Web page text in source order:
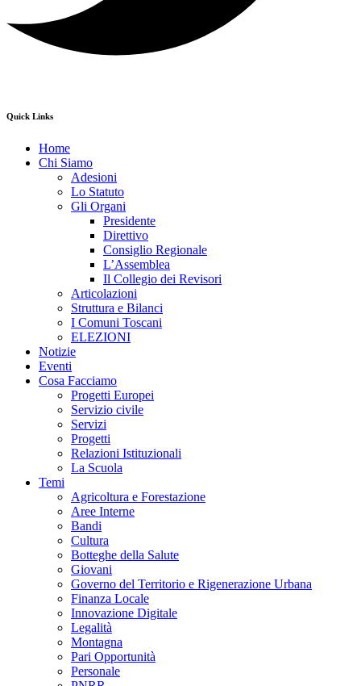
Quick Links
Home
Chi Siamo
Adesioni
Lo Statuto
Gli Organi
Presidente
Direttivo
Consiglio Regionale
L’Assemblea
Il Collegio dei Revisori
Articolazioni
Struttura e Bilanci
I Comuni Toscani
ELEZIONI
Notizie
Eventi
Cosa Facciamo
Progetti Europei
Servizio civile
Servizi
Progetti
Relazioni Istituzionali
La Scuola
Temi
Agricoltura e Forestazione
Aree Interne
Bandi
Cultura
Botteghe della Salute
Giovani
Governo del Territorio e Rigenerazione Urbana
Finanza Locale
Innovazione Digitale
Legalità
Montagna
Pari Opportunità
Personale